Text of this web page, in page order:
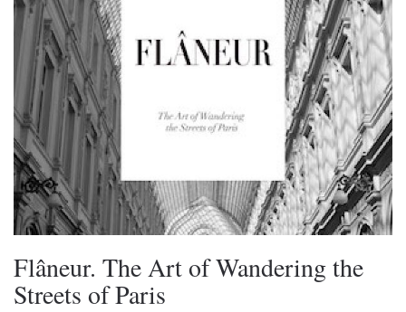
Flâneur. The Art of Wandering the
Streets of Paris